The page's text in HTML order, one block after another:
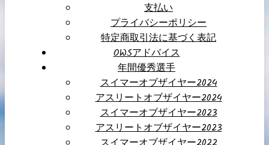
支払い
プライバシーポリシー
特定商取引法に基づく表記
OWSアドバイス
年間優秀選手
スイマーオブザイヤー2024
アスリートオブザイヤー2024
スイマーオブザイヤー2023
アスリートオブザイヤー2023